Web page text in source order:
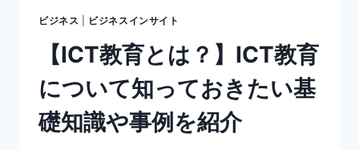
す
め
の
ソ
ト
を
ビジネス ビジネスインサイト
【ICT教育とは？】ICT教育
について知っておきたい基
礎知識や事例を紹介